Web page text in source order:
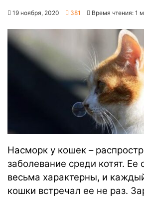
19 ноября, 2020 381 Время чтения: 1
Насморк у кошек –
заболевание среди котят.
весьма характерны, и
кошки встречал ее не раз.